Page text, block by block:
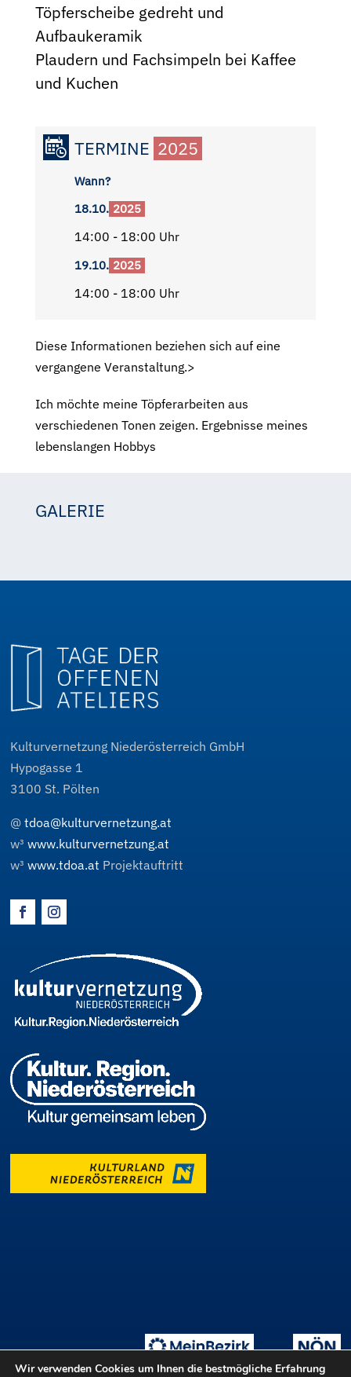
Töpferscheibe gedreht und
Aufbaukeramik
Plaudern und Fachsimpeln bei Kaffee
und Kuchen
TERMINE 2025
Wann?
18.10. 2025
14:00 - 18:00 Uhr
19.10. 2025
14:00 - 18:00 Uhr
Diese Informationen beziehen sich auf eine
vergangene Veranstaltung.>
Ich möchte meine Töpferarbeiten aus
verschiedenen Tonen zeigen. Ergebnisse meines
lebenslangen Hobbys
GALERIE
Kulturvernetzung Niederösterreich GmbH
Hypogasse 1
3100 St. Pölten
@tdoa@kulturvernetzung.at
w³www.kulturvernetzung.at
w³www.tdoa.at Projektauftritt
Wir verwenden Cookies um Ihnen die bestmögliche Erfahrung